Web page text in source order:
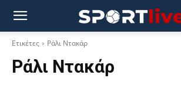
Ετικέτες Ράλι Ντακάρ
Ράλι Ντακάρ